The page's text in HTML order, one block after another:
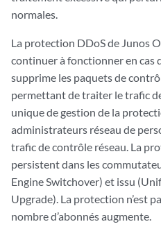
normales.
La protection DDoS de Junos
continuer à fonctionner en cas
supprime les paquets de
permettant de traiter le trafic
unique de gestion de la
administrateurs réseau de
trafic de contrôle réseau. La
persistent dans les
Engine Switchover) et issu
Upgrade). La protection n’est
nombre d’abonnés augmente.